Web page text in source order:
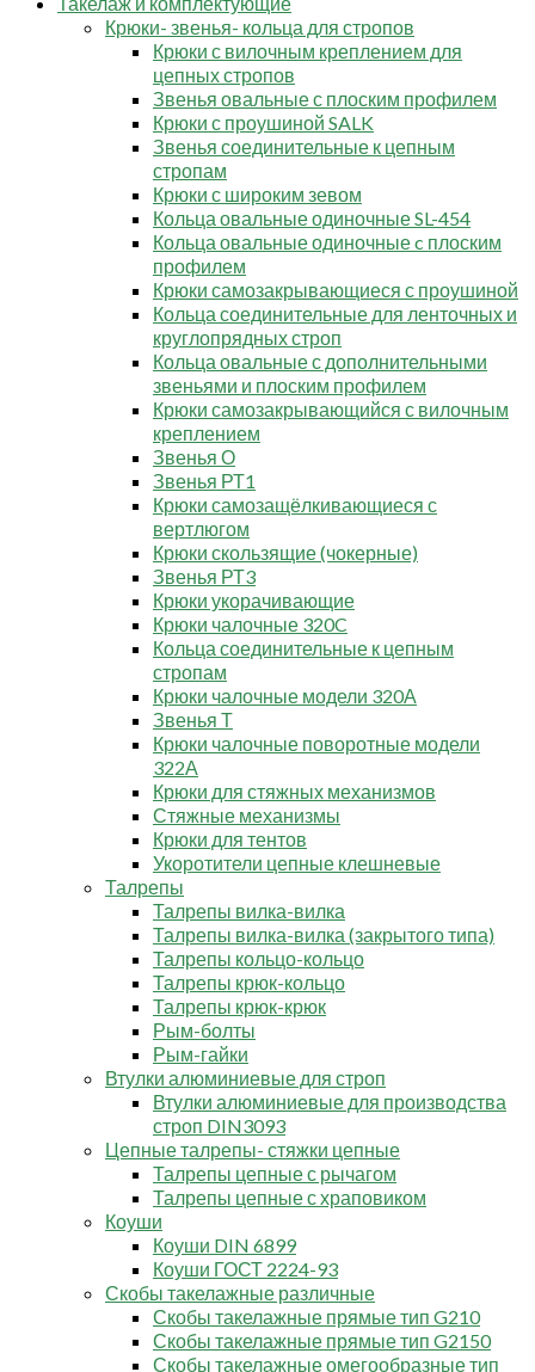
Крюки- звенья- кольца для стропов
Крюки с вилочным креплением для
цепных стропов
Звенья овальные с плоским профилем
Крюки с проушиной SALK
Звенья соединительные к цепным
стропам
Крюки с широким зевом
Кольца овальные одиночные SL-454
Кольца овальные одиночные c плоским
профилем
Крюки самозакрывающиеся с проушиной
Кольца соединительные для ленточных и
круглопрядных строп
Кольца овальные с дополнительными
звеньями и плоским профилем
Крюки самозакрывающийся с вилочным
креплением
Звенья О
Звенья РТ1
Крюки самозащёлкивающиеся с
вертлюгом
Крюки скользящие (чокерные)
Звенья РТ3
Крюки укорачивающие
Крюки чалочные 320C
Кольца соединительные к цепным
стропам
Крюки чалочные модели 320А
Звенья Т
Крюки чалочные поворотные модели
322А
Крюки для стяжных механизмов
Стяжные механизмы
Крюки для тентов
Укоротители цепные клешневые
Талрепы
Талрепы вилка-вилка
Талрепы вилка-вилка (закрытого типа)
Талрепы кольцо-кольцо
Талрепы крюк-кольцо
Талрепы крюк-крюк
Рым-болты
Рым-гайки
Втулки алюминиевые для строп
Втулки алюминиевые для производства
строп DIN3093
Цепные талрепы- стяжки цепные
Талрепы цепные с рычагом
Талрепы цепные с храповиком
Коуши
Коуши DIN 6899
Коуши ГОСТ 2224-93
Скобы такелажные различные
Скобы такелажные прямые тип G210
Скобы такелажные прямые тип G2150
Скобы такелажные омегообразные тип